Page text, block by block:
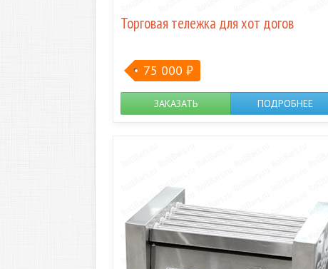
Торговая тележка для хот догов
75 000₽
ЗАКАЗАТЬ ПОДРОБНЕЕ